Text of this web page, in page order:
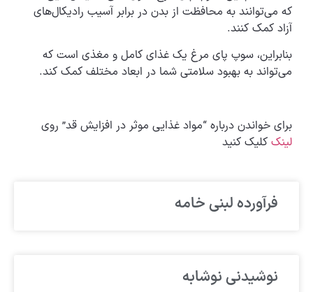
که می‌توانند به محافظت از بدن در برابر آسیب رادیکال‌های
آزاد کمک کنند.
بنابراین، سوپ پای مرغ یک غذای کامل و مغذی است که
می‌تواند به بهبود سلامتی شما در ابعاد مختلف کمک کند.
برای خواندن درباره “مواد غذایی موثر در افزایش قد” روی
لینک کلیک کنید
فرآورده لبنی خامه
نوشیدنی نوشابه